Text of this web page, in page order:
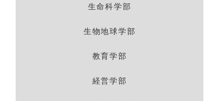
生命科学部
生物地球学部
教育学部
経営学部